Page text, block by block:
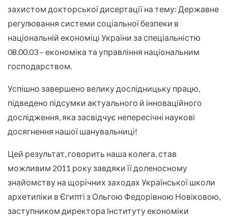
захистом докторської дисертації на тему: Державне
регулювання системи соціальної безпеки в
національній економіці України за спеціальністю
08.00.03 – економіка та управління національним
господарством.
Успішно завершено велику дослідницьку працю,
підведено підсумки актуального й інноваційного
дослідження, яка засвідчує непересічні наукові
досягнення нашої шанувальниці!
Цей результат, говорить наша колега, став
можливим 2011 року завдяки її доленосному
знайомству на щорічних заходах Української школи
архетипіки в Єгипті з Ольгою Федорівною Новіковою,
заступником директора Інституту економіки